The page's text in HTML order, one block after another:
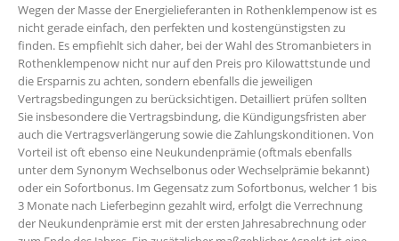
Wegen der Masse der Energielieferanten in Rothenklempenow ist es
nicht gerade einfach, den perfekten und kostengünstigsten zu
finden. Es empfiehlt sich daher, bei der Wahl des Stromanbieters in
Rothenklempenow nicht nur auf den Preis pro Kilowattstunde und
die Ersparnis zu achten, sondern ebenfalls die jeweiligen
Vertragsbedingungen zu berücksichtigen. Detailliert prüfen sollten
Sie insbesondere die Vertragsbindung, die Kündigungsfristen aber
auch die Vertragsverlängerung sowie die Zahlungskonditionen. Von
Vorteil ist oft ebenso eine Neukundenprämie (oftmals ebenfalls
unter dem Synonym Wechselbonus oder Wechselprämie bekannt)
oder ein Sofortbonus. Im Gegensatz zum Sofortbonus, welcher 1 bis
3 Monate nach Lieferbeginn gezahlt wird, erfolgt die Verrechnung
der Neukundenprämie erst mit der ersten Jahresabrechnung oder